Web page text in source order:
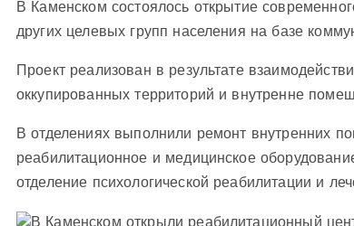
В Каменском состоялось открытие
других целевых групп населения на базе
Проект реализован в результате
оккупированных территорий и внутренне
В отделениях выполнили ремонт внутренних
реабилитационное и медицинское
отделение психологической реабилитации и